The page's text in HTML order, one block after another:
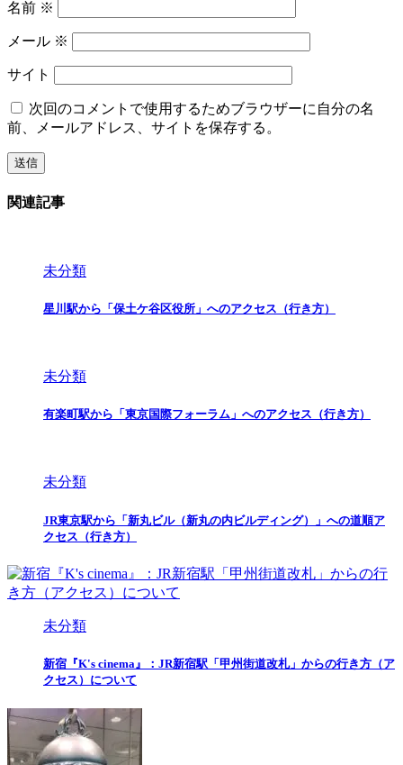
名前 ※
メール ※
サイト
次回のコメントで使用するためブラウザーに自分の名
前、メールアドレス、サイトを保存する。
関連記事
未分類
星川駅から「保土ケ谷区役所」へのアクセス（行き方）
未分類
有楽町駅から「東京国際フォーラム」へのアクセス（行き方）
未分類
JR東京駅から「新丸ビル（新丸の内ビルディング）」への道順ア
クセス（行き方）
未分類
新宿『K's cinema』：JR新宿駅「甲州街道改札」からの行き方（ア
クセス）について